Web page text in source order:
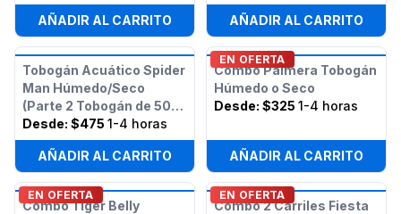
AÑADIR AL CARRITO AÑADIR AL CARRITO
Tobogán Acuático Spider
Man Húmedo/Seco
(Parte 2 Tobogán de 50ft
Spider Man con
Obstáculos)
Desde: $475 1-4 horas
AÑADIR AL CARRITO
EN OFERTA
Combo Palmera Tobogán
Húmedo o Seco
Desde: $325 1-4 horas
AÑADIR AL CARRITO
EN OFERTA
Combo Tiger Belly
EN OFERTA
Combo 2 Carriles Fiesta